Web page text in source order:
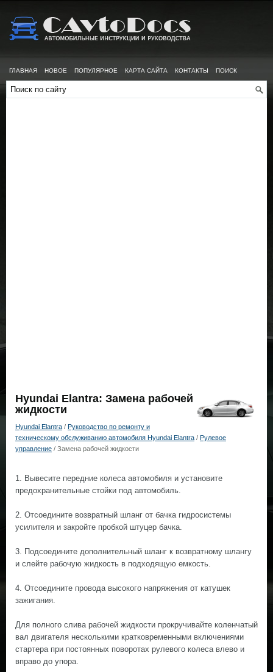
ГЛАВНАЯ НОВОЕ ПОПУЛЯРНОЕ КАРТА САЙТА КОНТАКТЫ ПОИСК
Hyundai Elantra: Замена рабочей
жидкости
Hyundai Elantra / Руководство по ремонту и
техническому обслуживанию автомобиля Hyundai Elantra / Рулевое
управление / Замена рабочей жидкости
1. Вывесите передние колеса автомобиля и установите
предохранительные стойки под автомобиль.
2. Отсоедините возвратный шланг от бачка гидросистемы
усилителя и закройте пробкой штуцер бачка.
3. Подсоедините дополнительный шланг к возвратному шлангу
и слейте рабочую жидкость в подходящую емкость.
4. Отсоедините провода высокого напряжения от катушек
зажигания.
Для полного слива рабочей жидкости прокручивайте коленчатый
вал двигателя несколькими кратковременными включениями
стартера при постоянных поворотах рулевого колеса влево и
вправо до упора.